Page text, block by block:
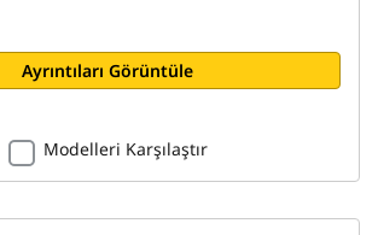
Ayrıntıları Görüntüle
Modelleri Karşılaştır